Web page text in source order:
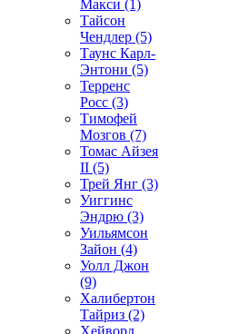
Макси (1)
Тайсон
Чендлер (5)
Таунс Карл-
Энтони (5)
Терренс
Росс (3)
Тимофей
Мозгов (7)
Томас Айзея
II (5)
Трей Янг (3)
Уиггинс
Эндрю (3)
Уильямсон
Зайон (4)
Уолл Джон
(9)
Халибертон
Тайриз (2)
Хейворд